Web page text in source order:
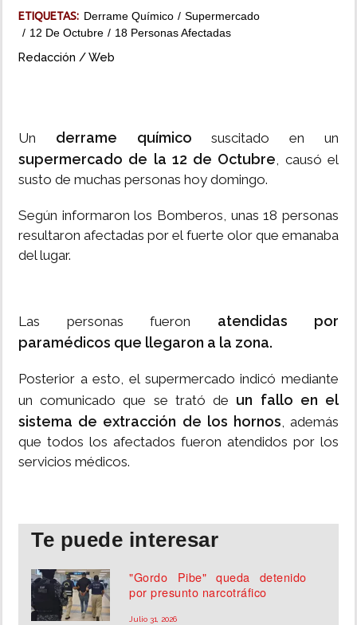
ETIQUETAS: Derrame Químico
Supermercado
12 De Octubre
18 Personas Afectadas
Redacción / Web
Un derrame químicosuscitado en un
supermercado de la 12 de Octubre, causó el
susto de muchas personas hoy domingo.
Según informaron los Bomberos, unas 18 personas
resultaron afectadas por el fuerte olor que emanaba
del lugar.
Las personas fueron atendidas por
paramédicos que llegaron a la zona.
Posterior a esto, el supermercado indicó mediante
un comunicado que se trató de un fallo en el
sistema de extracción de los hornos, además
que todos los afectados fueron atendidos por los
servicios médicos.
Te puede interesar
"Gordo Pibe" queda detenido
por presunto narcotráfico
Julio 31, 2026